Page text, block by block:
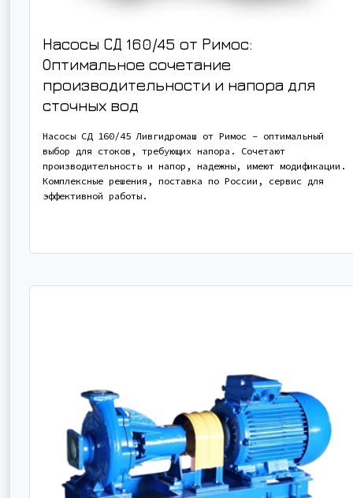
Насосы СД 160/45 от Римос:
Оптимальное сочетание
производительности и напора для
сточных вод
Насосы СД 160/45 Ливгидромаш от Римос – оптимальный
выбор для стоков, требующих напора. Сочетают
производительность и напор, надежны, имеют модификации.
Комплексные решения, поставка по России, сервис для
эффективной работы.